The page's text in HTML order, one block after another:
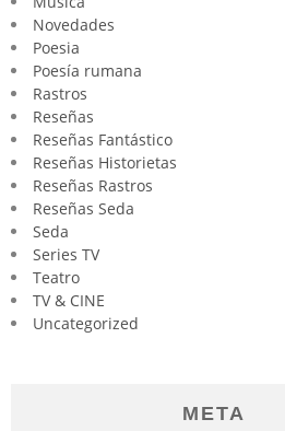
Novedades
Poesia
Poesía rumana
Rastros
Reseñas
Reseñas Fantástico
Reseñas Historietas
Reseñas Rastros
Reseñas Seda
Seda
Series TV
Teatro
TV & CINE
Uncategorized
META